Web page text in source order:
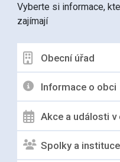
Vyberte si informace,
zajímají
Obecní úřad
Informace o obci
Akce a události v
Spolky a instituce